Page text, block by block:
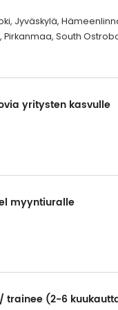
Jyväskylä,
South
yritysten kasvulle
myyntiuralle
trainee (2-6